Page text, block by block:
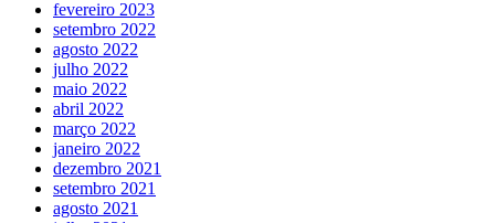
fevereiro 2023
setembro 2022
agosto 2022
julho 2022
maio 2022
abril 2022
março 2022
janeiro 2022
dezembro 2021
setembro 2021
agosto 2021